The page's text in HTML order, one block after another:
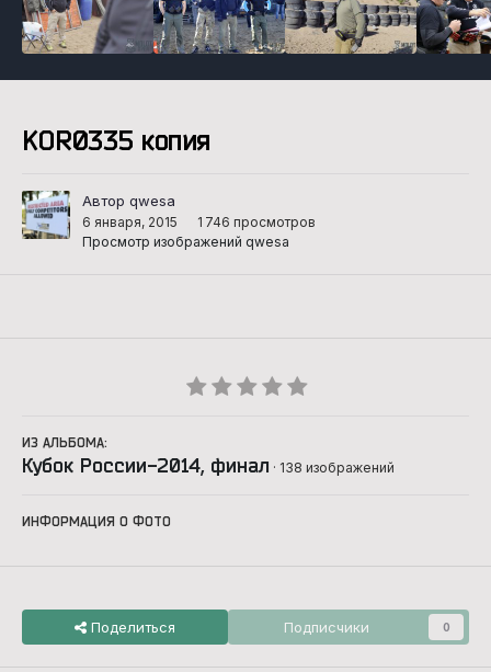
KOR0335 копия
Автор qwesa
6 января, 2015
1 746 просмотров
Просмотр изображений qwesa
ИЗ АЛЬБОМА:
Кубок России-2014, финал · 138 изображений
ИНФОРМАЦИЯ О ФОТО
Поделиться Подписчики 0